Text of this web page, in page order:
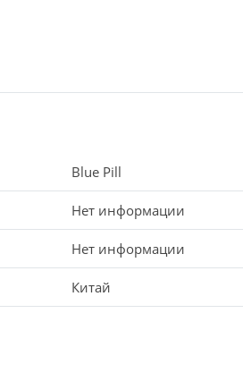
Blue Pill
Нет информации
Нет информации
Китай